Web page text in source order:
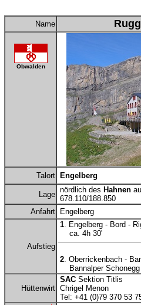
Name
Obwalden
Talort Engelberg
Lage
nördlich des Hahnen
678.110/188.850
Anfahrt
Engelberg
Aufstieg
1. Engelberg - Bord -
ca. 4h 30'
2. Oberrickenbach -
Bannalper Schonegg
Hüttenwirt
SAC Sektion Titlis
Chrigel Menon
Tel: +41 (0)79 370 53